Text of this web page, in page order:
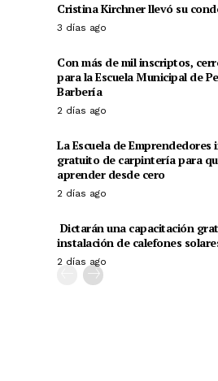
Cristina Kirchner llevó su
3 días ago
Con más de mil inscriptos,
para la Escuela Municipal de
Barbería
2 días ago
La Escuela de Emprendedores
gratuito de carpintería para
aprender desde cero
2 días ago
Dictarán una capacitación
instalación de calefones
2 días ago